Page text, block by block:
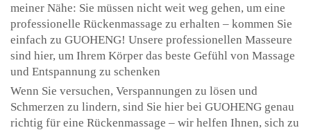
meiner Nähe: Sie müssen nicht weit weg gehen, um eine
professionelle Rückenmassage zu erhalten – kommen Sie
einfach zu GUOHENG! Unsere professionellen Masseure
sind hier, um Ihrem Körper das beste Gefühl von Massage
und Entspannung zu schenken
Wenn Sie versuchen, Verspannungen zu lösen und
Schmerzen zu lindern, sind Sie hier bei GUOHENG genau
richtig für eine Rückenmassage – wir helfen Ihnen, sich zu